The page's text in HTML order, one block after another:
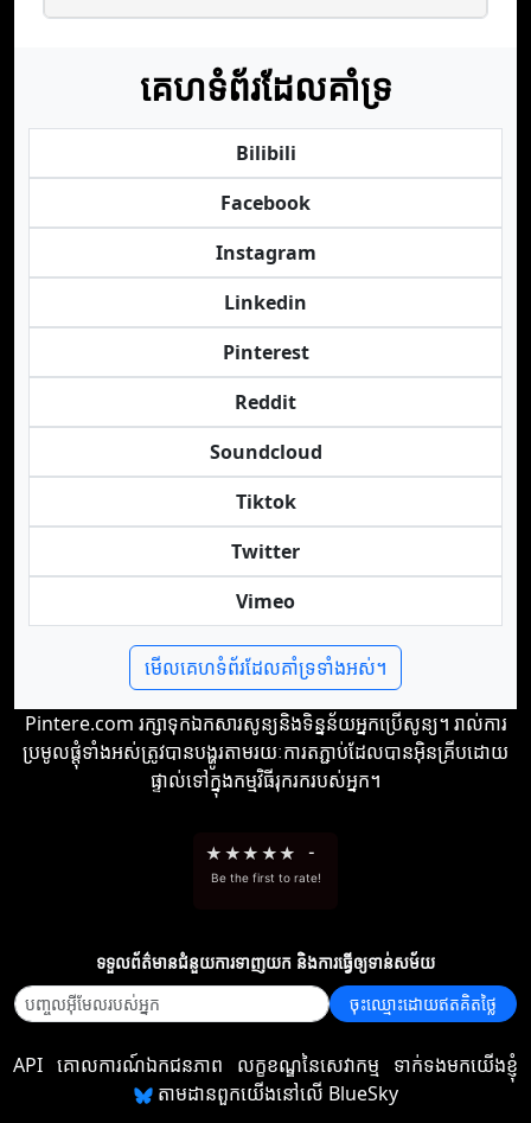
គេហទំព័រដែលគាំទ្រ
Bilibili
Facebook
Instagram
Linkedin
Pinterest
Reddit
Soundcloud
Tiktok
Twitter
Vimeo
មើលគេហទំព័រដែលគាំទ្រទាំងអស់។
Pintere.com រក្សាទុកឯកសារសូន្យនិងទិន្នន័យអ្នកប្រើសូន្យ។ រាល់ការ
ប្រមូលផ្តុំទាំងអស់ត្រូវបានបង្ហូរតាមរយៈការតភ្ជាប់ដែលបានអ៊ិនគ្រីបដោយ
ផ្ទាល់ទៅក្នុងកម្មវិធីរុករករបស់អ្នក។
★ ★★ ★★ -
Be the first to rate!
ទទួល​ព័ត៌មាន​ជំនួយ​ការ​ទាញយក និង​ការ​ធ្វើ​ឲ្យ​ទាន់សម័យ
ចុះឈ្មោះដោយឥតគិតថ្លៃ
API គោលការណ៍ឯកជនភាព លក្ខខណ្ឌនៃសេវាកម្ម
ទាក់ទងមកយើងខ្ញុំ
តាមដានពួកយើងនៅលើ BlueSky